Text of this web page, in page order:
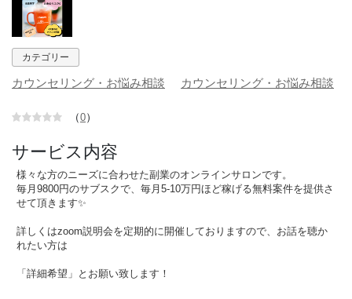
カテゴリー
カウンセリング・お悩み相談 カウンセリング・お悩み相談
（0）
サービス内容
様々な方のニーズに合わせた副業のオンラインサロンです。
毎月9800円のサブスクで、毎月5-10万円ほど稼げる無料案件を提供さ
せて頂きます✨
詳しくはzoom説明会を定期的に開催しておりますので、お話を聴か
れたい方は
「詳細希望」とお願い致します！